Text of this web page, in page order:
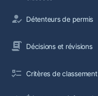
Détenteurs de permis
Décisions et révisions
Critères de classement